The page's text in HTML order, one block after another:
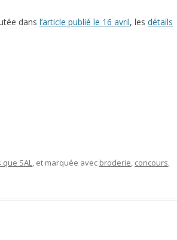
dans l’article publié le 16 avril, les détails
SAL, et marquée avec broderie, concours,